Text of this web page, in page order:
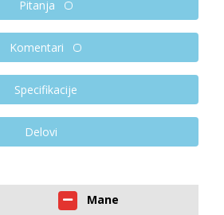
Pitanja
Komentari
Specifikacije
Delovi
Mane